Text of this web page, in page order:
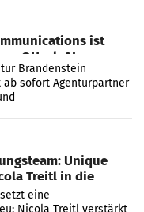
ist
OtterlyAI
Brandenstein
sofort Agenturpartner
Unique
Treitl in die
eine
Nicola Treitl verstärkt